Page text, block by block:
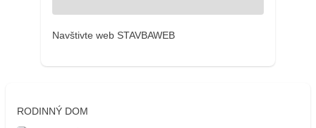
Navštivte web STAVBAWEB
RODINNÝ DOM